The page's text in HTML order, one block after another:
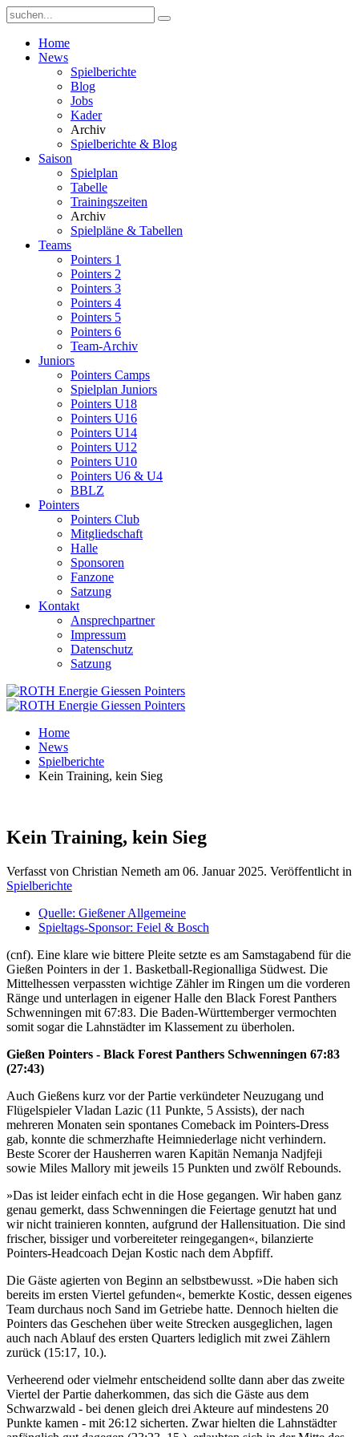
Home
News
Spielberichte
Blog
Jobs
Kader
Archiv
Spielberichte & Blog
Saison
Spielplan
Tabelle
Trainingszeiten
Archiv
Spielpläne & Tabellen
Teams
Pointers 1
Pointers 2
Pointers 3
Pointers 4
Pointers 5
Pointers 6
Team-Archiv
Juniors
Pointers Camps
Spielplan Juniors
Pointers U18
Pointers U16
Pointers U14
Pointers U12
Pointers U10
Pointers U6 & U4
BBLZ
Pointers
Pointers Club
Mitgliedschaft
Halle
Sponsoren
Fanzone
Satzung
Kontakt
Ansprechpartner
Impressum
Datenschutz
Satzung
Home
News
Spielberichte
Kein Training, kein Sieg
Kein Training, kein Sieg
Verfasst von Christian Nemeth am 06. Januar 2025. Veröffentlicht in
Spielberichte
Quelle: Gießener Allgemeine
Spieltags-Sponsor: Feiel & Bosch
(cnf). Eine klare wie bittere Pleite setzte es am Samstagabend für die
Gießen Pointers in der 1. Basketball-Regionalliga Südwest. Die
Mittelhessen verpassten wichtige Zähler im Ringen um die vorderen
Ränge und unterlagen in eigener Halle den Black Forest Panthers
Schwenningen mit 67:83. Die Baden-Württemberger vermochten
somit sogar die Lahnstädter im Klassement zu überholen.
Gießen Pointers - Black Forest Panthers Schwenningen 67:83
(27:43)
Auch Gießens kurz vor der Partie verkündeter Neuzugang und
Flügelspieler Vladan Lazic (11 Punkte, 5 Assists), der nach
mehreren Monaten sein spontanes Comeback im Pointers-Dress
gab, konnte die schmerzhafte Heimniederlage nicht verhindern.
Beste Scorer der Hausherren waren Kapitän Nemanja Nadjfeji
sowie Miles Mallory mit jeweils 15 Punkten und zwölf Rebounds.
»Das ist leider einfach echt in die Hose gegangen. Wir haben ganz
genau gemerkt, dass Schwenningen die Feiertage genutzt hat und
wir nicht trainieren konnten, aufgrund der Hallensituation. Die sind
frischer, bissiger und vorbereiteter reingegangen«, bilanzierte
Pointers-Headcoach Dejan Kostic nach dem Abpfiff.
Die Gäste agierten von Beginn an selbstbewusst. »Die haben sich
bereits im ersten Viertel gefunden«, bemerkte Kostic, dessen eigenes
Team durchaus noch Sand im Getriebe hatte. Dennoch hielten die
Pointers das Geschehen über weite Strecken ausgeglichen, lagen
auch nach Ablauf des ersten Quarters lediglich mit zwei Zählern
zurück (15:17, 10.).
Verheerend oder vielmehr entscheidend sollte dann aber das zweite
Viertel der Partie daherkommen, das sich die Gäste aus dem
Schwarzwald - bei denen gleich drei Akteure auf mindestens 20
Punkte kamen - mit 26:12 sicherten. Zwar hielten die Lahnstädter